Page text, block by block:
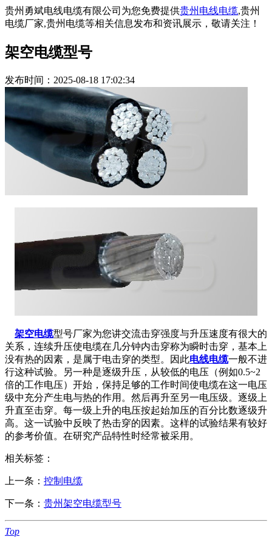
贵州勇斌电线电缆有限公司为您免费提供贵州电线电缆,贵州
电缆厂家,贵州电缆等相关信息发布和资讯展示，敬请关注！
架空电缆型号
发布时间：2025-08-18 17:02:34
架空电缆型号厂家为您讲交流击穿强度与升压速度有很大的
关系，连续升压使电缆在几分钟内击穿称为瞬时击穿，基本上
没有热的因素，是属于电击穿的类型。因此电线电缆一般不进
行这种试验。另一种是逐级升压，从较低的电压（例如0.5~2
倍的工作电压）开始，保持足够的工作时间使电缆在这一电压
级中充分产生电与热的作用。然后再升至另一电压级。逐级上
升直至击穿。每一级上升的电压按起始加压的百分比数逐级升
高。这一试验中反映了热击穿的因素。这样的试验结果有较好
的参考价值。在研究产品特性时经常被采用。
相关标签：
上一条： 控制电缆
下一条： 贵州架空电缆型号
Top